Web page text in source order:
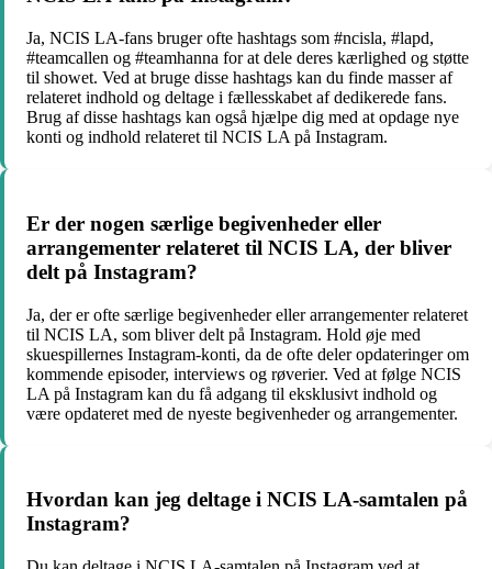
Ja, NCIS LA-fans bruger ofte hashtags som #ncisla, #lapd,
#teamcallen og #teamhanna for at dele deres kærlighed og støtte
til showet. Ved at bruge disse hashtags kan du finde masser af
relateret indhold og deltage i fællesskabet af dedikerede fans.
Brug af disse hashtags kan også hjælpe dig med at opdage nye
konti og indhold relateret til NCIS LA på Instagram.
Er der nogen særlige begivenheder eller
arrangementer relateret til NCIS LA, der bliver
delt på Instagram?
Ja, der er ofte særlige begivenheder eller arrangementer relateret
til NCIS LA, som bliver delt på Instagram. Hold øje med
skuespillernes Instagram-konti, da de ofte deler opdateringer om
kommende episoder, interviews og røverier. Ved at følge NCIS
LA på Instagram kan du få adgang til eksklusivt indhold og
være opdateret med de nyeste begivenheder og arrangementer.
Hvordan kan jeg deltage i NCIS LA-samtalen på
Instagram?